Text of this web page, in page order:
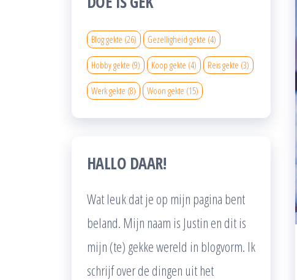
Blog gekte (26) Gezelligheid gekte (4)
Hobby gekte (9) Koop gekte (4) Reis gekte (3)
Werk gekte (8) Woon gekte (15)
HALLO DAAR!
Wat leuk dat je op mijn pagina bent
beland. Mijn naam is Justin en dit is
mijn (te) gekke wereld in blogvorm. Ik
schrijf over de dingen uit het